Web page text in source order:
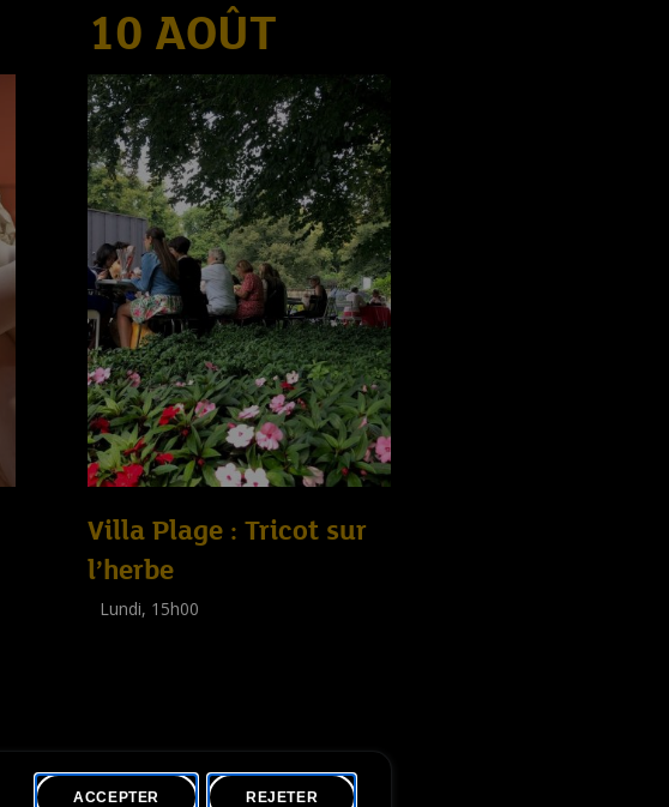
10 AOÛT
Villa Plage : Tricot sur
l’herbe
Lundi, 15h00
ACCEPTER REJETER